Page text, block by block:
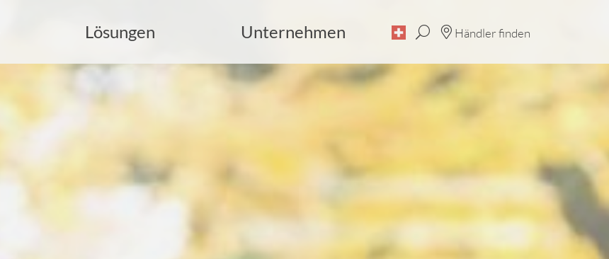
Lösungen Unternehmen Händler finden